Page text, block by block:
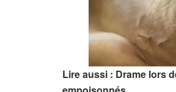
Lire aussi : Drame lors